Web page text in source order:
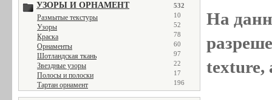
УЗОРЫ И ОРНАМЕНТ 532
Размытые текстуры 10
Узоры 52
Краска 78
Орнаменты 60
Шотландская ткань 97
Звездные узоры 22
Полосы и полоски 17
Тартан орнамент 196
На
texture,